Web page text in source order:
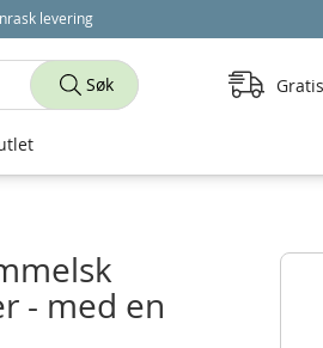
levering
- med en
Søk